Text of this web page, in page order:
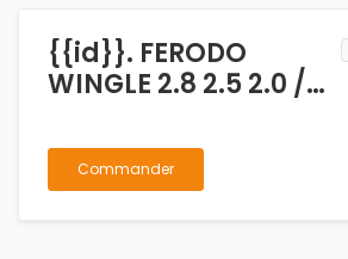
{{id}}. FERODO
WINGLE 2.8 2.5 2.0 /
Commander